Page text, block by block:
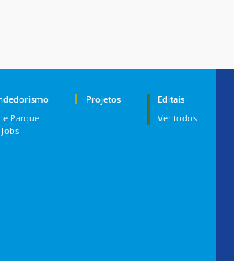
Parque
Projetos
Editais
Ver todos